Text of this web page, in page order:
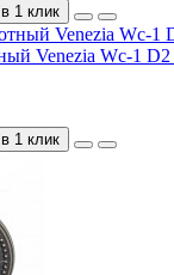
1 клик
Venezia Wc-1 D2
1 клик